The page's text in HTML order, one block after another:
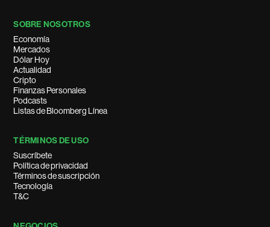
SOBRE NOSOTROS
Economía
Mercados
Dólar Hoy
Actualidad
Cripto
Finanzas Personales
Podcasts
Listas de Bloomberg Línea
TÉRMINOS DE USO
Suscríbete
Política de privacidad
Términos de suscripción
Tecnología
T&C